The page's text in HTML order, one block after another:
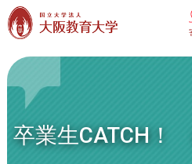
本文へ
卒業生CATCH！